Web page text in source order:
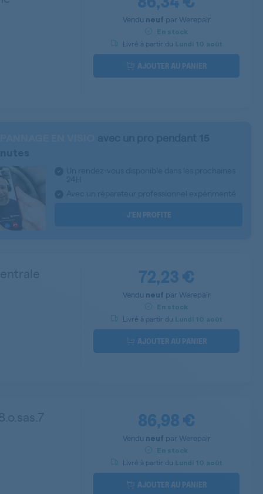
Vendu neuf par Werepair
En stock
Livré à partir du Lundi 10 août
AJOUTER AU PANIER
J’EN PROFITE
72,23 €
Vendu neuf par Werepair
En stock
Livré à partir du Lundi 10 août
AJOUTER AU PANIER
86,98 €
Vendu neuf par Werepair
En stock
Livré à partir du Lundi 10 août
AJOUTER AU PANIER